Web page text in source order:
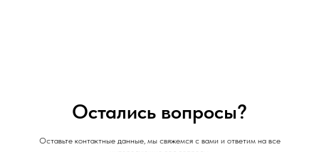
Остались вопросы?
Оставьте контактные данные, мы свяжемся с вами и ответим на все